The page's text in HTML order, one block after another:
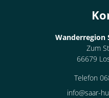
Wanderregion
Zum
66679
Telefon
info@saar-